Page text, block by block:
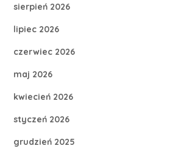
sierpień 2026
lipiec 2026
czerwiec 2026
maj 2026
kwiecień 2026
styczeń 2026
grudzień 2025